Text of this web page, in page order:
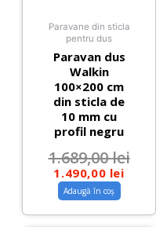
Paravane din sticla
pentru dus
Paravan dus
Walkin
100×200 cm
din sticla de
10 mm cu
profil negru
1.689,00lei
1.490,00 lei
Adaugă în coș